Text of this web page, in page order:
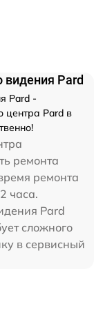
Pard
Pard -
центра Pard в
ремонта
ремонта
часа.
Pard
сложного
в сервисный